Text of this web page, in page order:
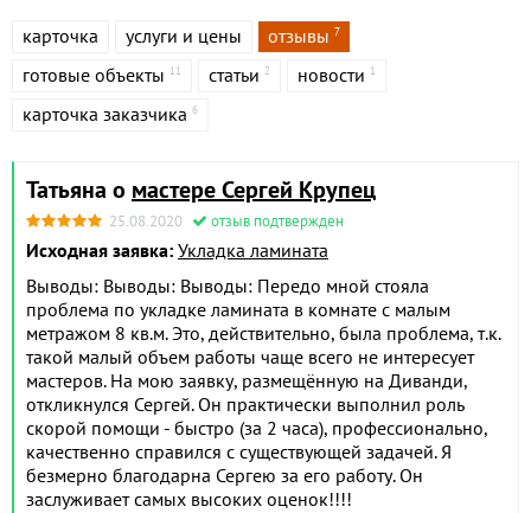
карточка услуги и цены отзывы 7
готовые объекты 11 статьи 2 новости 1
карточка заказчика 6
Татьяна о мастере Сергей Крупец
25.08.2020 отзыв подтвержден
Исходная заявка: Укладка ламината
Выводы: Выводы: Выводы: Передо мной стояла
проблема по укладке ламината в комнате с малым
метражом 8 кв.м. Это, действительно, была проблема, т.к.
такой малый объем работы чаще всего не интересует
мастеров. На мою заявку, размещённую на Диванди,
откликнулся Сергей. Он практически выполнил роль
скорой помощи - быстро (за 2 часа), профессионально,
качественно справился с существующей задачей. Я
безмерно благодарна Сергею за его работу. Он
заслуживает самых высоких оценок!!!!